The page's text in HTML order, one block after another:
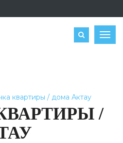
ЗАКАЗАТЬ
квартиры / дома Актау
/